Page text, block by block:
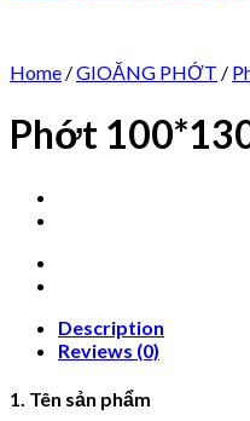
Home /GIOĂNG PHỚT /
Phớt
Description
Reviews (0)
1. Tên sản phẩm